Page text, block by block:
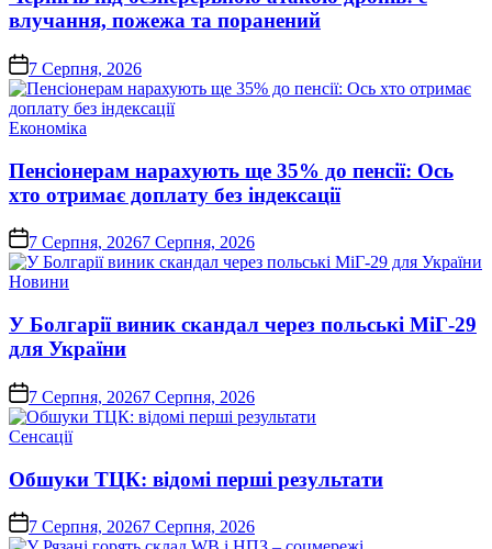
влучання, пожежа та поранений
on 7 Серпня, 2026
Опублікувати
Економіка
Пенсіонерам нарахують ще 35% до пенсії: Ось
хто отримає доплату без індексації
on 7 Серпня, 20267 Серпня, 2026
Опублікувати
Новини
У Болгарії виник скандал через польські МіГ-29
для України
on 7 Серпня, 20267 Серпня, 2026
Опублікувати
Сенсації
Обшуки ТЦК: відомі перші результати
on 7 Серпня, 20267 Серпня, 2026